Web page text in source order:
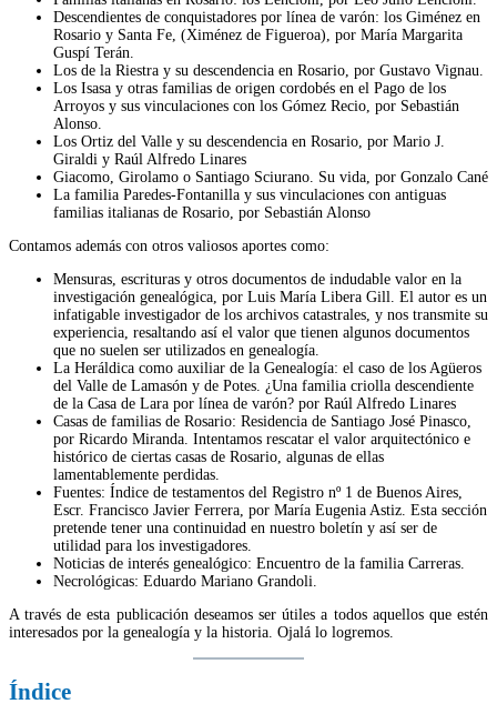
Descendientes de conquistadores por línea de varón: los Giménez en
Rosario y Santa Fe, (Ximénez de Figueroa), por María Margarita
Guspí Terán.
Los de la Riestra y su descendencia en Rosario, por Gustavo Vignau.
Los Isasa y otras familias de origen cordobés en el Pago de los
Arroyos y sus vinculaciones con los Gómez Recio, por Sebastián
Alonso.
Los Ortiz del Valle y su descendencia en Rosario, por Mario J.
Giraldi y Raúl Alfredo Linares
Giacomo, Girolamo o Santiago Sciurano. Su vida, por Gonzalo Cané
La familia Paredes-Fontanilla y sus vinculaciones con antiguas
familias italianas de Rosario, por Sebastián Alonso
Contamos además con otros valiosos aportes como:
Mensuras, escrituras y otros documentos de indudable valor en la
investigación genealógica, por Luis María Libera Gill. El autor es un
infatigable investigador de los archivos catastrales, y nos transmite su
experiencia, resaltando así el valor que tienen algunos documentos
que no suelen ser utilizados en genealogía.
La Heráldica como auxiliar de la Genealogía: el caso de los Agüeros
del Valle de Lamasón y de Potes. ¿Una familia criolla descendiente
de la Casa de Lara por línea de varón? por Raúl Alfredo Linares
Casas de familias de Rosario: Residencia de Santiago José Pinasco,
por Ricardo Miranda. Intentamos rescatar el valor arquitectónico e
histórico de ciertas casas de Rosario, algunas de ellas
lamentablemente perdidas.
Fuentes: Índice de testamentos del Registro nº 1 de Buenos Aires,
Escr. Francisco Javier Ferrera, por María Eugenia Astiz. Esta sección
pretende tener una continuidad en nuestro boletín y así ser de
utilidad para los investigadores.
Noticias de interés genealógico: Encuentro de la familia Carreras.
Necrológicas: Eduardo Mariano Grandoli.
A través de esta publicación deseamos ser útiles a todos aquellos que estén
interesados por la genealogía y la historia. Ojalá lo logremos.
Índice